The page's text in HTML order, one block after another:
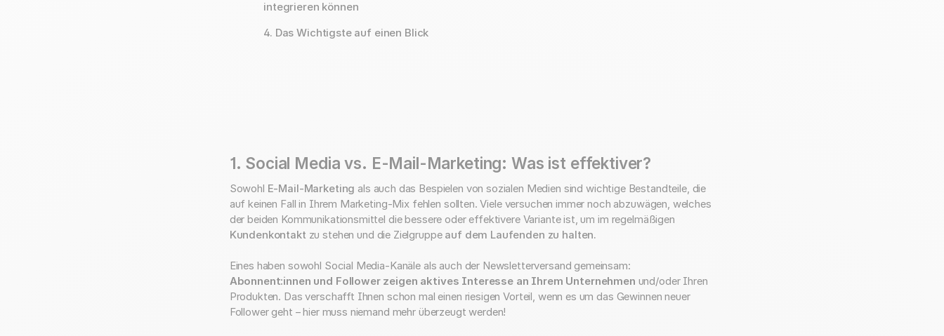
integrieren können
4. Das Wichtigste auf einen Blick
1. Social Media vs. E-Mail-Marketing: Was ist effektiver?
Sowohl E-Mail-Marketing als auch das Bespielen von sozialen Medien sind wichtige Bestandteile, die
auf keinen Fall in Ihrem Marketing-Mix fehlen sollten. Viele versuchen immer noch abzuwägen, welches
der beiden Kommunikationsmittel die bessere oder effektivere Variante ist, um im regelmäßigen
Kundenkontakt zu stehen und die Zielgruppe auf dem Laufenden zu halten.
Eines haben sowohl Social Media-Kanäle als auch der Newsletterversand gemeinsam:
Abonnent:innen und Follower zeigen aktives Interesse an Ihrem Unternehmen und/oder Ihren
Produkten. Das verschafft Ihnen schon mal einen riesigen Vorteil, wenn es um das Gewinnen neuer
Follower geht – hier muss niemand mehr überzeugt werden!